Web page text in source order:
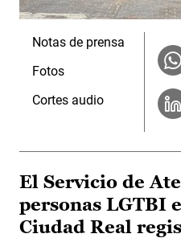
Notas de prensa
Fotos
Cortes audio
El Servicio de
personas LGTBI
Ciudad Real